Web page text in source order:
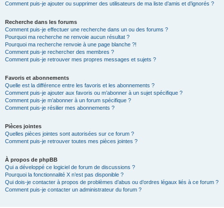
Comment puis-je ajouter ou supprimer des utilisateurs de ma liste d’amis et d’ignorés ?
Recherche dans les forums
Comment puis-je effectuer une recherche dans un ou des forums ?
Pourquoi ma recherche ne renvoie aucun résultat ?
Pourquoi ma recherche renvoie à une page blanche ?!
Comment puis-je rechercher des membres ?
Comment puis-je retrouver mes propres messages et sujets ?
Favoris et abonnements
Quelle est la différence entre les favoris et les abonnements ?
Comment puis-je ajouter aux favoris ou m’abonner à un sujet spécifique ?
Comment puis-je m’abonner à un forum spécifique ?
Comment puis-je résilier mes abonnements ?
Pièces jointes
Quelles pièces jointes sont autorisées sur ce forum ?
Comment puis-je retrouver toutes mes pièces jointes ?
À propos de phpBB
Qui a développé ce logiciel de forum de discussions ?
Pourquoi la fonctionnalité X n’est pas disponible ?
Qui dois-je contacter à propos de problèmes d’abus ou d’ordres légaux liés à ce forum ?
Comment puis-je contacter un administrateur du forum ?